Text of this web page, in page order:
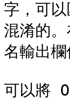
字，可
混淆的
名輸出
可以將